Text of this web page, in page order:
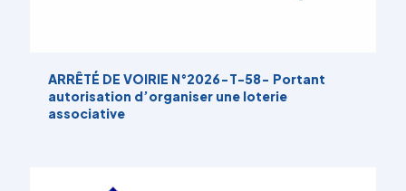
ARRÊTÉ DE VOIRIE N°2026-T-58- Portant
autorisation d’organiser une loterie
associative